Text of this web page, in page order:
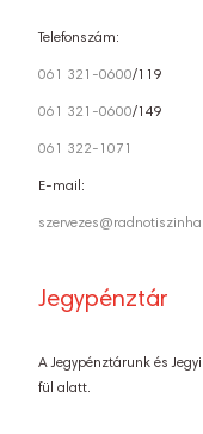
Telefonszám:
061 321-0600/119
061 321-0600/149
061 322-1071
E-mail:
Jegypénztár
A Jegypénztárunk és
fül alatt.